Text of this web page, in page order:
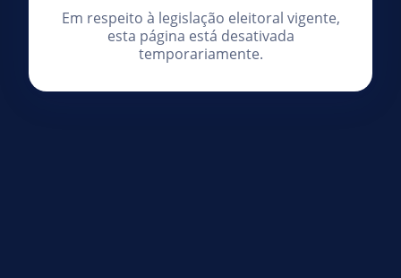
Em respeito à legislação eleitoral vigente,
esta página está desativada
temporariamente.